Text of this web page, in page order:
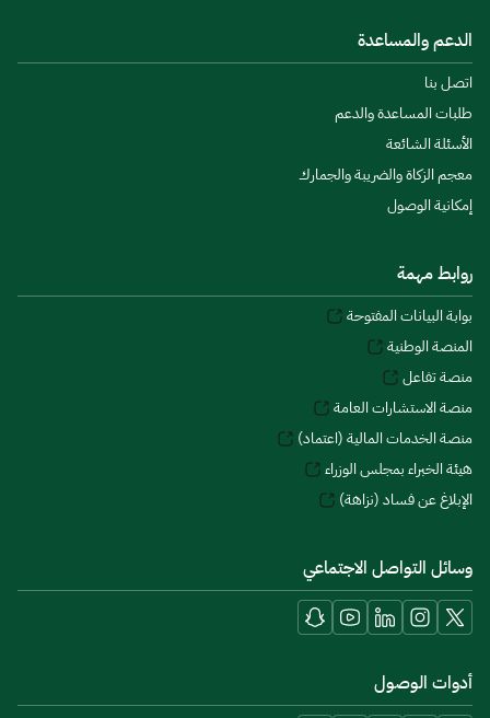
الدعم والمساعدة
اتصل بنا
طلبات المساعدة والدعم
الأسئلة الشائعة
معجم الزكاة والضريبة والجمارك
إمكانية الوصول
روابط مهمة
بوابة البيانات المفتوحة
المنصة الوطنية
منصة تفاعل
منصة الاستشارات العامة
منصة الخدمات المالية (اعتماد)
هيئة الخبراء بمجلس الوزراء
الإبلاغ عن فساد (نزاهة)
وسائل التواصل الاجتماعي
أدوات الوصول